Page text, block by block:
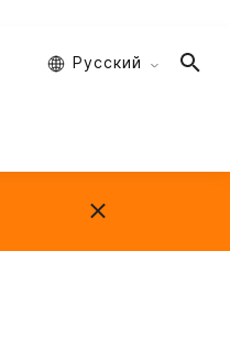
Русский